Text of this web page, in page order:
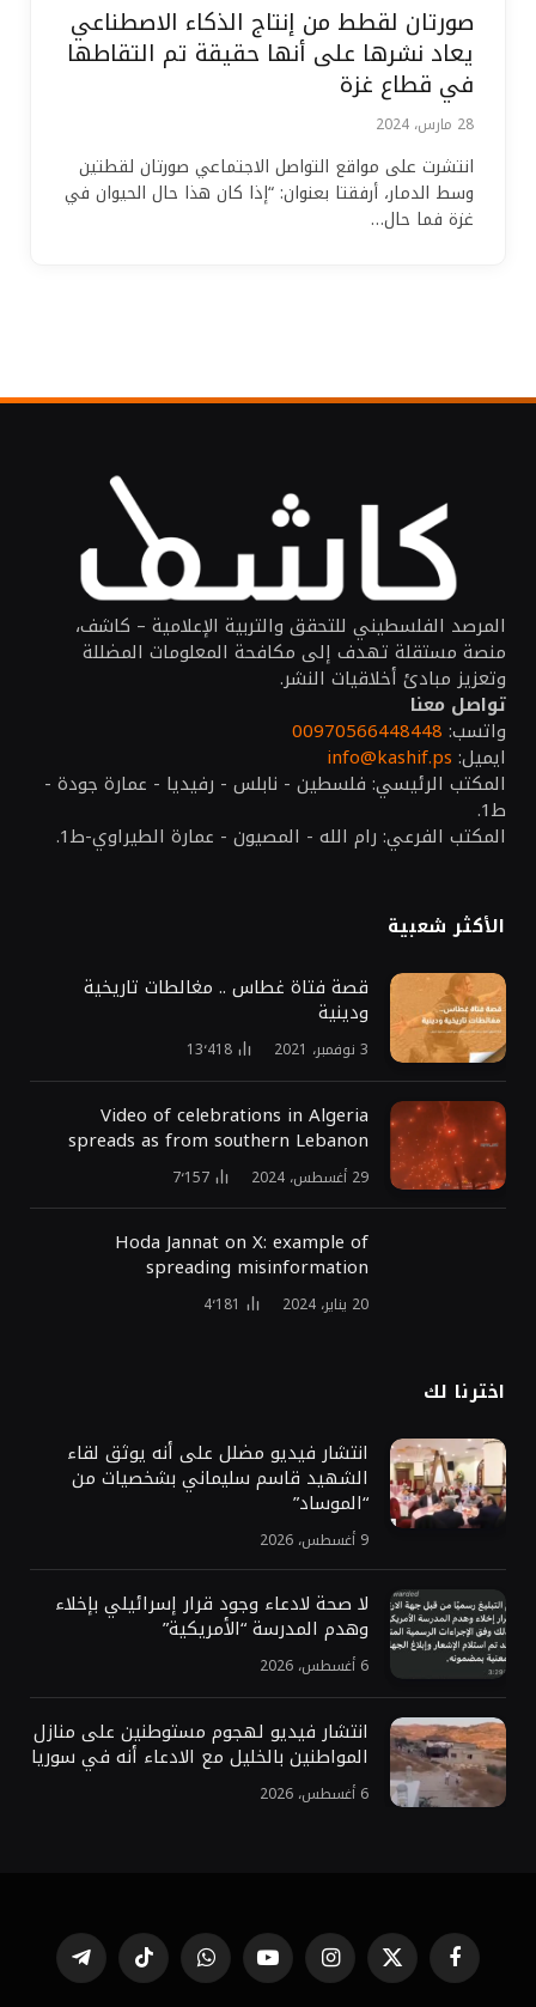
صورتان لقطط من إنتاج الذكاء الاصطناعي
يعاد نشرها على أنها حقيقة تم التقاطها
في قطاع غزة
28 مارس، 2024
انتشرت على مواقع التواصل الاجتماعي صورتان لقطتين
وسط الدمار، أرفقتا بعنوان: “إذا كان هذا حال الحيوان في
غزة فما حال…
المرصد الفلسطيني للتحقق والتربية الإعلامية – كاشف،
منصة مستقلة تهدف إلى مكافحة المعلومات المضللة
وتعزيز مبادئ أخلاقيات النشر.
تواصل معنا
واتسب: 00970566448448
ايميل: info@kashif.ps
المكتب الرئيسي: فلسطين - نابلس - رفيديا - عمارة جودة -
ط1.
المكتب الفرعي: رام الله - المصيون - عمارة الطيراوي-ط1.
الأكثر شعبية
قصة فتاة غطاس .. مغالطات تاريخية
ودينية
3 نوفمبر، 2021 13٬418
Video of celebrations in Algeria
spreads as from southern Lebanon
29 أغسطس، 2024 7٬157
Hoda Jannat on X: example of
spreading misinformation
20 يناير، 2024 4٬181
اخترنا لك
انتشار فيديو مضلل على أنه يوثق لقاء
الشهيد قاسم سليماني بشخصيات من
“الموساد”
9 أغسطس، 2026
لا صحة لادعاء وجود قرار إسرائيلي بإخلاء
وهدم المدرسة “الأمريكية”
6 أغسطس، 2026
انتشار فيديو لهجوم مستوطنين على منازل
المواطنين بالخليل مع الادعاء أنه في سوريا
6 أغسطس، 2026
فيسبوك X
(Twitter)
الانستغراميوتيوب واتساب تيكتوك تيلقرام